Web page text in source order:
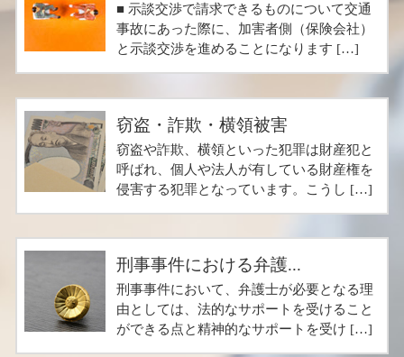
■ 示談交渉で請求できるものについて交通
事故にあった際に、加害者側（保険会社）
と示談交渉を進めることになります […]
窃盗・詐欺・横領被害
窃盗や詐欺、横領といった犯罪は財産犯と
呼ばれ、個人や法人が有している財産権を
侵害する犯罪となっています。こうし […]
刑事事件における弁護...
刑事事件において、弁護士が必要となる理
由としては、法的なサポートを受けること
ができる点と精神的なサポートを受け […]